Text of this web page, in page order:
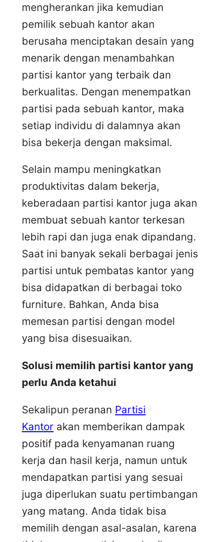
mengherankan jika kemudian
pemilik sebuah kantor akan
berusaha menciptakan desain yang
menarik dengan menambahkan
partisi kantor yang terbaik dan
berkualitas. Dengan menempatkan
partisi pada sebuah kantor, maka
setiap individu di dalamnya akan
bisa bekerja dengan maksimal.
Selain mampu meningkatkan
produktivitas dalam bekerja,
keberadaan partisi kantor juga akan
membuat sebuah kantor terkesan
lebih rapi dan juga enak dipandang.
Saat ini banyak sekali berbagai jenis
partisi untuk pembatas kantor yang
bisa didapatkan di berbagai toko
furniture. Bahkan, Anda bisa
memesan partisi dengan model
yang bisa disesuaikan.
Solusi memilih partisi kantor yang
perlu Anda ketahui
Sekalipun peranan Partisi
Kantor akan memberikan dampak
positif pada kenyamanan ruang
kerja dan hasil kerja, namun untuk
mendapatkan partisi yang sesuai
juga diperlukan suatu pertimbangan
yang matang. Anda tidak bisa
memilih dengan asal-asalan, karena